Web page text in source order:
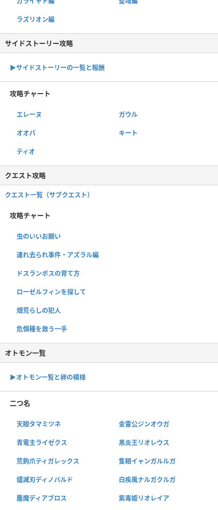
ラズリオン編
サイドストーリー攻略
▶サイドストーリーの一覧と報酬
攻略チャート
エレーヌ ガウル
オオパ キート
ティオ
クエスト攻略
クエスト一覧（サブクエスト）
攻略チャート
虫のいいお願い
連れ去られ事件・アズラル編
ドスランポスの育て方
ローゼルフィンを探して
畑荒らしの犯人
危惧種を救う一手
オトモン一覧
▶︎オトモン一覧と卵の模様
二つ名
天眼タマミツネ 金雷公ジンオウガ
青電主ライゼクス 黒炎王リオレウス
荒鉤爪ティガレックス 隻眼イャンガルルガ
燼滅刃ディノバルド 白疾風ナルガクルガ
鏖魔ディアブロス 紫毒姫リオレイア